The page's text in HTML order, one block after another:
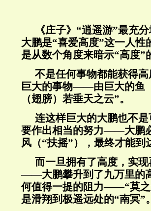
《庄子》“逍遥游”最充
大鹏是“喜爱高度”这一人性
是从数个角度来暗示“高度”
不是任何事物都能获得
巨大的事物——由巨大的鱼
（翅膀）若垂天之云”。
连这样巨大的大鹏也不
要作出相当的努力——大鹏
风（“扶摇”），最终才能到
而一旦拥有了高度，实
——大鹏攀升到了九万里的
何值得一提的阻力——“莫之
是滑翔到极遥远处的“南冥”。